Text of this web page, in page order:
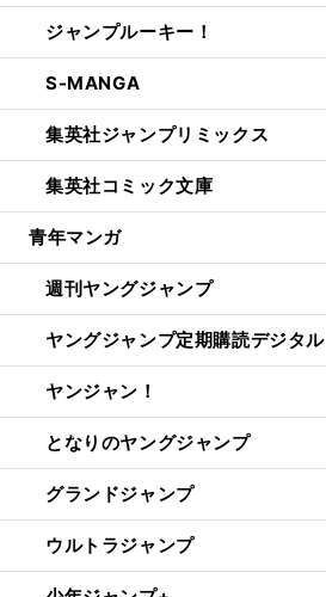
ジャンプルーキー！
S-MANGA
集英社ジャンプリミックス
集英社コミック文庫
青年マンガ
週刊ヤングジャンプ
ヤングジャンプ定期購読デジタル
ヤンジャン！
となりのヤングジャンプ
グランドジャンプ
ウルトラジャンプ